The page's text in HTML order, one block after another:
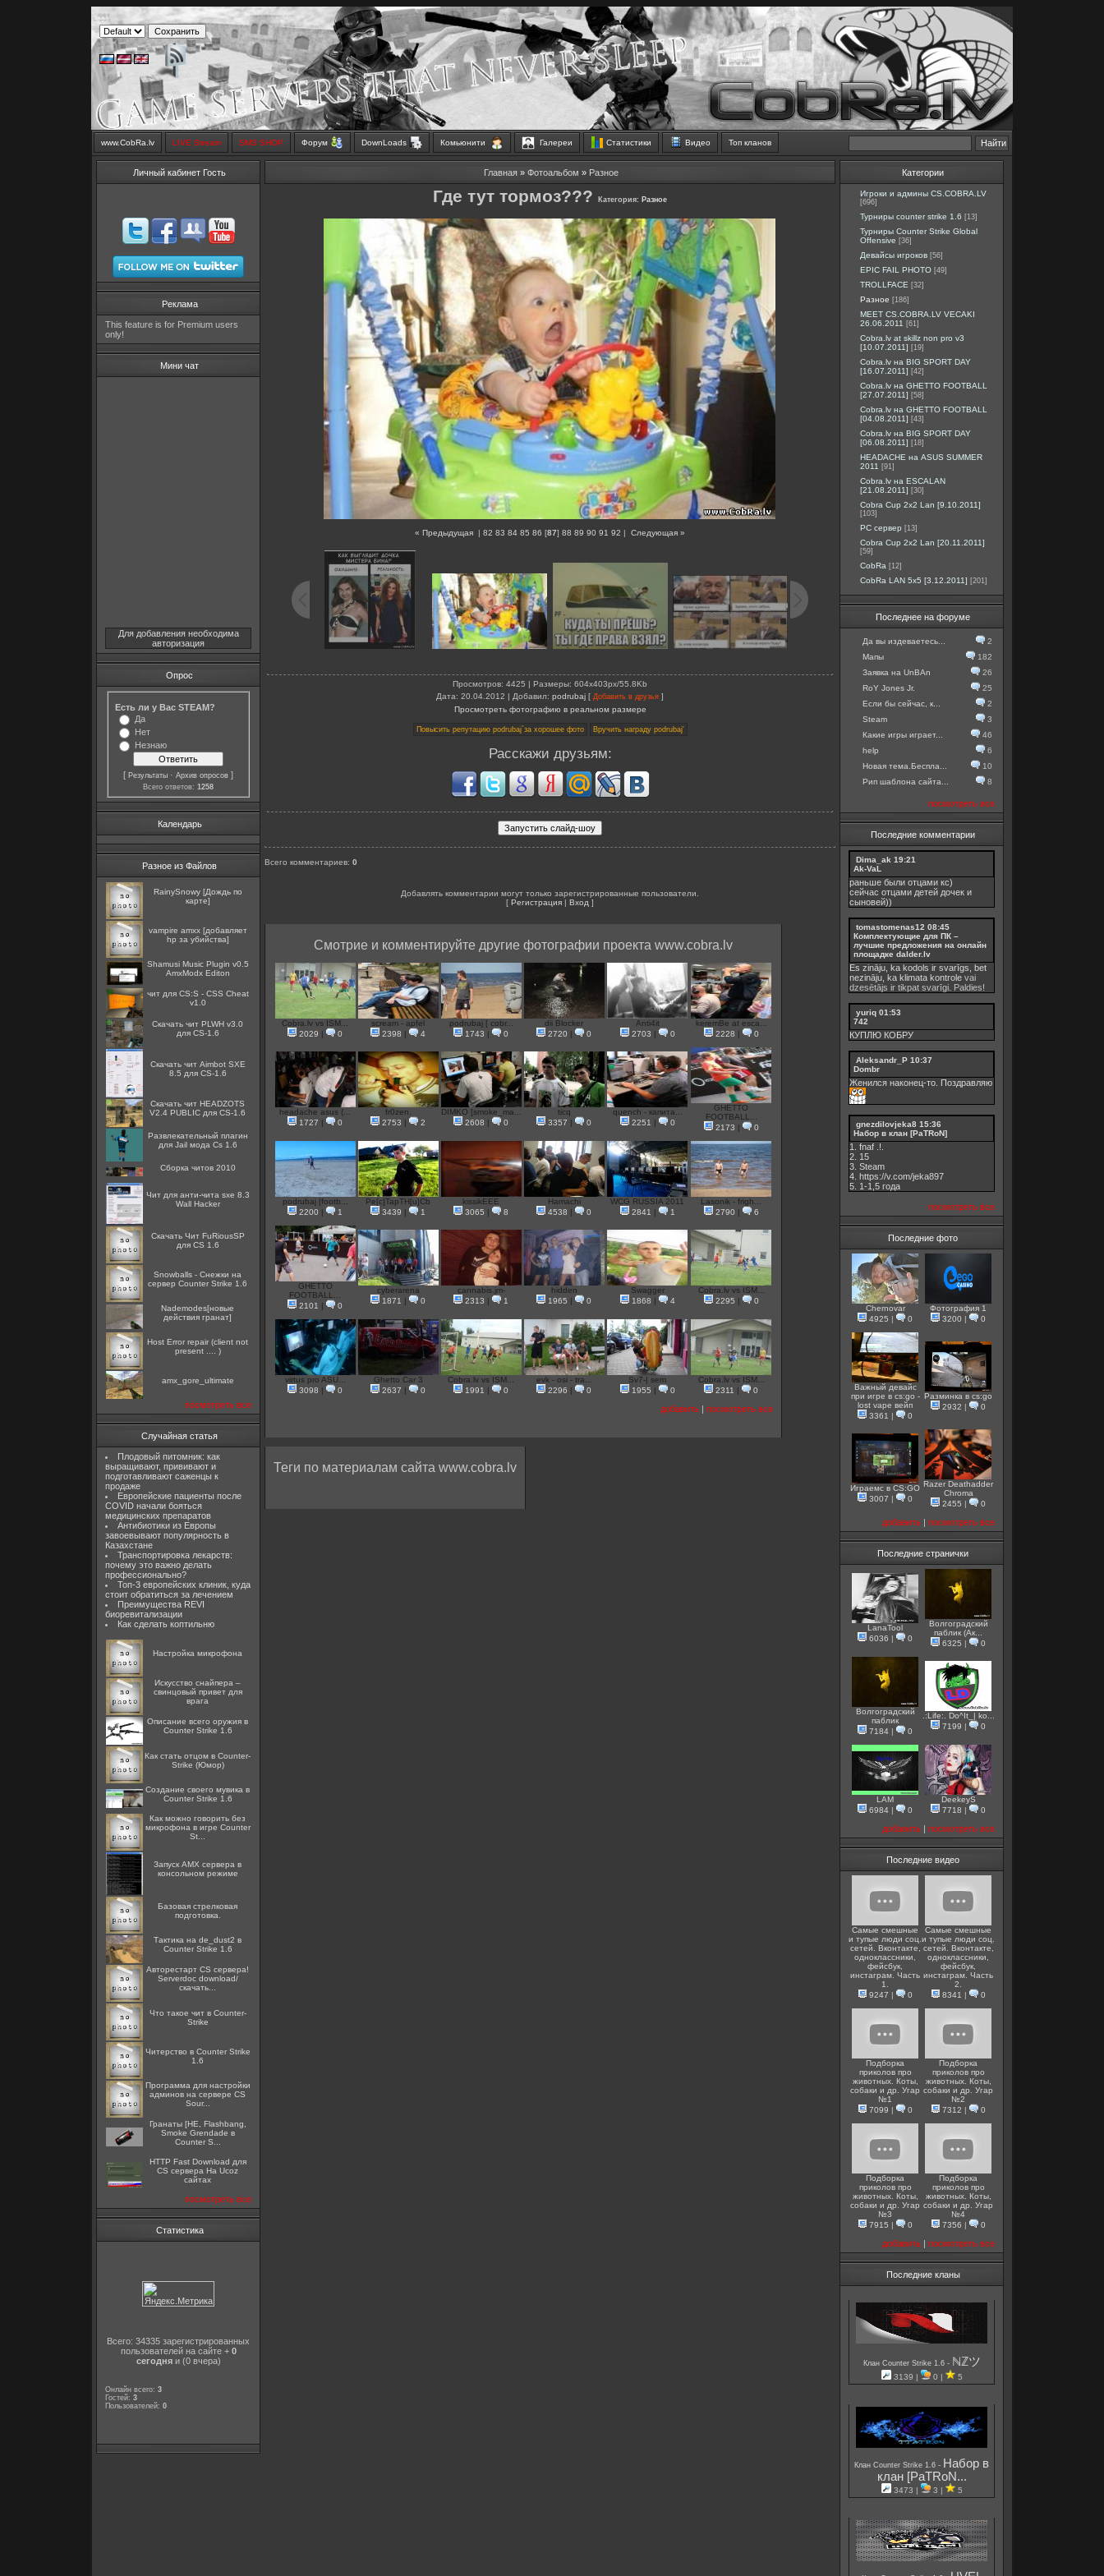
www.CobRa.lv LIVE Stream SMS SHOP Форум DownLoads Комьюнити Галереи Статистики Видео Топ кланов
Личный кабинет Гость
Реклама
This feature is for Premium users
only!
Мини чат
Для добавления необходима
авторизация
Опрос
Есть ли у Вас STEAM?
Да
Нет
Незнаю
[ Результаты · Архив опросов ]
Всего ответов: 1258
Календарь
Разное из Файлов
RainySnowy [Дождь по
карте]
vampire amxx [добавляет
hp за убийства]
Shamusi Music Plugin v0.5
AmxModx Editon
чит для CS:S - CSS Cheat
v1.0
Скачать чит PLWH v3.0
для CS-1.6
Скачать чит Aimbot SXE
8.5 для CS-1.6
Скачать чит HEADZOTS
V2.4 PUBLIC для CS-1.6
Развлекательный плагин
для Jail мода Cs 1.6
Сборка читов 2010
Чит для анти-чита sxe 8.3
Wall Hacker
Скачать Чит FuRiousSP
для CS 1.6
Snowballs - Снежки на
сервер Counter Strike 1.6
Nademodes[новые
действия гранат]
Host Error repair (client not
present .... )
amx_gore_ultimate
посмотреть все
Случайная статья
Плодовый питомник: как
выращивают, прививают и
подготавливают саженцы к
продаже
Европейские пациенты после
COVID начали бояться
медицинских препаратов
Антибиотики из Европы
завоевывают популярность в
Казахстане
Транспортировка лекарств:
почему это важно делать
профессионально?
Топ-3 европейских клиник, куда
стоит обратиться за лечением
Преимущества REVI
биоревитализации
Как сделать коптильню
Настройка микрофона
Искусство снайпера –
свинцовый привет для
врага
Описание всего оружия в
Counter Strike 1.6
Как стать отцом в Counter-
Strike (Юмор)
Создание своего мувика в
Counter Strike 1.6
Как можно говорить без
микрофона в игре Counter
St...
Запуск AMX сервера в
консольном режиме
Базовая стрелковая
подготовка.
Тактика на de_dust2 в
Counter Strike 1.6
Авторестарт CS сервера!
Serverdoc download/
скачать...
Что такое чит в Counter-
Strike
Читерство в Counter Strike
1.6
Программа для настройки
админов на сервере CS
Sour...
Гранаты [HE, Flashbang,
Smoke Grendade в
Counter S...
HTTP Fast Download для
CS сервера На Ucoz
сайтах
посмотреть все
Статистика
Всего: 34335 зарегистрированных
пользователей на сайте + 0
сегодняи (0 вчера)
Онлайн всего: 3
Гостей: 3
Пользователей: 0
Главная » Фотоальбом » Разное
Где тут тормоз??? Категория: Разное
« Предыдущая| 82 83 84 85 86 [87] 88 89 90 91 92 | Следующая »
Просмотров: 4425 | Размеры: 604x403px/55.8Kb
Дата: 20.04.2012 | Добавил: podrubaj [ Добавить в друзья ]
Просмотреть фотографию в реальном размере
Расскажи друзьям:
Всего комментариев: 0
Добавлять комментарии могут только зарегистрированные пользователи.
[ Регистрация Вход ]
Смотрие и комментируйте другие фотографии проекта www.cobra.lv
Cobra.lv vs ISM...
2029
0
scream - apfel
2398
4
podrubaj [ cobr...
1743
0
dii Blocker
2720
0
Anti4it
2703
0
keremBe at esca...
2228
0
headache asus (...
1727
0
fr0zen.
2753
2
DIMKO [smoke_ma...
2608
0
ticq
3357
0
quench - капита...
2251
0
GHETTO
FOOTBALL...
2173
0
podrubaj [footb...
2200
1
Pe[c]TapTH[u]Cb
3439
1
kissikEEE
3065
8
Hamachi
4538
0
WCG RUSSIA 2011
2841
1
Lasonik - frigh...
2790
6
GHETTO
FOOTBALL...
2101
0
cyberarena
1871
0
cannabis.jm-
2313
1
hidden
1965
0
Swagger
1868
4
Cobra.lv vs ISM...
2295
0
virtus pro ASU...
3098
0
Ghetto Car 3
2637
0
Cobra.lv vs ISM...
1991
0
evk - osi - tra...
2296
0
Sv7-| sem
1955
0
Cobra.lv vs ISM...
2311
0
добавить посмотреть все
Теги по материалам сайта www.cobra.lv
Категории
Игроки и админы CS.COBRA.LV
[696]
Турниры counter strike 1.6 [13]
Турниры Counter Strike Global
Offensive [36]
Девайсы игроков [56]
EPIC FAIL PHOTO [49]
TROLLFACE [32]
Разное [186]
MEET CS.COBRA.LV VECAKI
26.06.2011 [61]
Cobra.lv at skillz non pro v3
[10.07.2011] [19]
Cobra.lv на BIG SPORT DAY
[16.07.2011] [42]
Cobra.lv на GHETTO FOOTBALL
[27.07.2011] [58]
Cobra.lv на GHETTO FOOTBALL
[04.08.2011] [43]
Cobra.lv на BIG SPORT DAY
[06.08.2011] [18]
HEADACHE на ASUS SUMMER
2011 [91]
Cobra.lv на ESCALAN
[21.08.2011] [30]
Cobra Cup 2x2 Lan [9.10.2011]
[103]
PC сервер [13]
Cobra Cup 2x2 Lan [20.11.2011]
[59]
CobRa [12]
CobRa LAN 5x5 [3.12.2011] [201]
Последнее на форуме
Да вы издеваетесь...
2
Мапы
182
Заявка на UnBAn
26
RoY Jones Jr.
25
Если бы сейчас, к...
2
Steam
3
Какие игры играет...
46
help
6
Новая тема.Беспла...
10
Рип шаблона сайта...
8
посмотреть все
Последние комментарии
Dima_ak 19:21
Ak-VaL
раньше были отцами кс)
сейчас отцами детей дочек и
сыновей))
tomastomenas12 08:45
Комплектующие для ПК –
лучшие предложения на онлайн
площадке dalder.lv
Es zināju, ka kodols ir svarīgs, bet
nezināju, ka klimata kontrole vai
dzesētājs ir tikpat svarīgi. Paldies!
yuriq 01:53
742
КУПЛЮ КОБРУ
Aleksandr_P 10:37
Dombr
Женился наконец-то. Поздравляю
gnezdilovjeka8 15:36
Набор в клан [PaTRoN]
1. fnaf .!.
2. 15
3. Steam
4. https://v.com/jeka897
5. 1-1,5 годa
посмотреть все
Последние фото
Chernovar
4925 | 0
Фотография 1
3200 | 0
Важный девайс
при игре в cs:go -
lost vape вейп
3361 | 0
Разминка в cs:go
2932 | 0
Играемс в CS:GO
3007 | 0
Razer Deathadder
Chroma
2455 | 0
добавить | посмотреть все
Последние странички
LanaTool
6036 | 0
Волгоградский
паблик (Ак...
6325 | 0
Волгоградский
паблик
7184 | 0
.:Life:. Do^It_| ko...
7199 | 0
LAM
6984 | 0
DeekeyS
7718 | 0
добавить | посмотреть все
Последние видео
Самые смешные
и тупые люди соц.
сетей. Вконтакте,
одноклассники,
фейсбук,
инстаграм. Часть
1.
9247 | 0
Самые смешные
и тупые люди соц.
сетей. Вконтакте,
одноклассники,
фейсбук,
инстаграм. Часть
2.
8341 | 0
Подборка
приколов про
животных. Коты,
собаки и др. Угар
№1
7099 | 0
Подборка
приколов про
животных. Коты,
собаки и др. Угар
№2
7312 | 0
Подборка
приколов про
животных. Коты,
собаки и др. Угар
№3
7915 | 0
Подборка
приколов про
животных. Коты,
собаки и др. Угар
№4
7356 | 0
добавить | посмотреть все
Последние кланы
Клан Counter Strike 1.6 - ℕℤツ
3139 | 0 | 5
Клан Counter Strike 1.6 - Набор в
клан [PaTRoN...
3473 | 3 | 5